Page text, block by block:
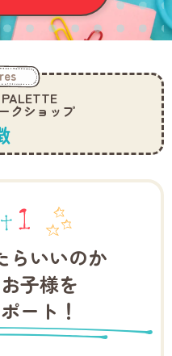
クショップ
らいいのか
子様を
ート！